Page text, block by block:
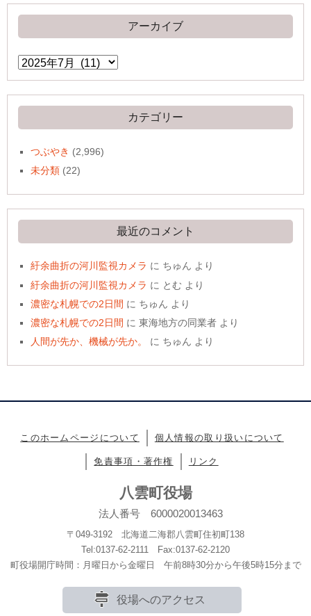
アーカイブ
ア
ー
イ
ブ
カテゴリー
つぶやき (2,996)
未分類 (22)
最近のコメント
紆余曲折の河川監視カメラ に ちゅん より
紆余曲折の河川監視カメラ に とむ より
濃密な札幌での2日間 に ちゅん より
濃密な札幌での2日間 に東海地方の同業者 より
人間が先か、機械が先か。
に ちゅん より
このホームページについて 個人情報の取り扱いについて
免責事項・著作権 リンク
八雲町役場
法人番号 6000020013463
〒049-3192 北海道二海郡八雲町住初町138
Tel:0137-62-2111 Fax:0137-62-2120
町役場開庁時間：月曜日から金曜日 午前8時30分から午後5時15分まで
役場へのアクセス